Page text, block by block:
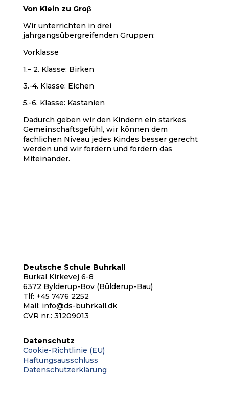
Von Klein zu Groβ
Wir unterrichten in drei
jahrgangsübergreifenden Gruppen:
Vorklasse
1.– 2. Klasse: Birken
3.-4. Klasse: Eichen
5.-6. Klasse: Kastanien
Dadurch geben wir den Kindern ein starkes
Gemeinschaftsgefühl, wir können dem
fachlichen Niveau jedes Kindes besser gerecht
werden und wir fordern und fördern das
Miteinander.
Deutsche Schule Buhrkall
Burkal Kirkevej 6-8
6372 Bylderup-Bov (Bülderup-Bau)
Tlf: +45 7476 2252
Mail: info@ds-buhrkall.dk
CVR nr.: 31209013
Datenschutz
Cookie-Richtlinie (EU)
Haftungsausschluss
Datenschutzerklärung